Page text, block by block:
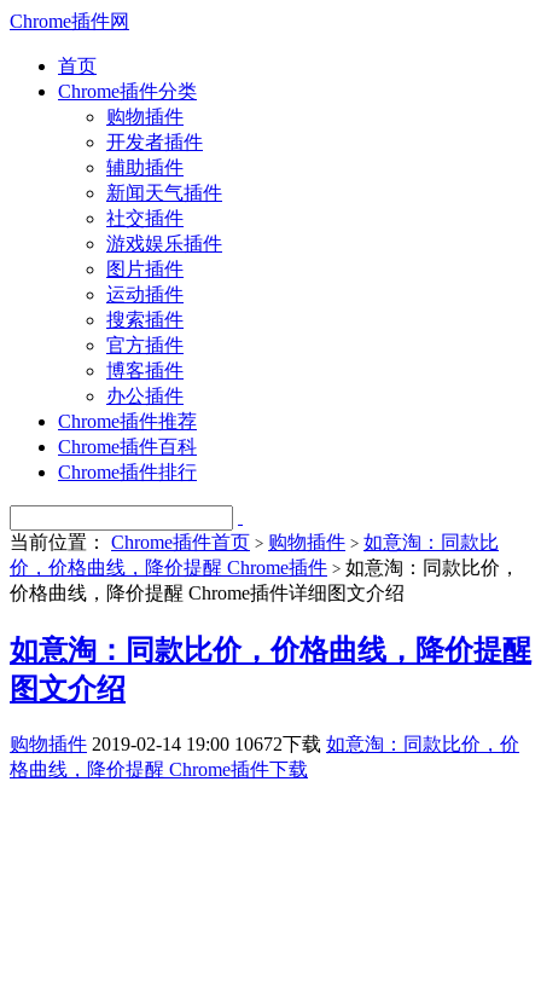
Chrome插件网
首页
Chrome插件分类
购物插件
开发者插件
辅助插件
新闻天气插件
社交插件
游戏娱乐插件
图片插件
运动插件
搜索插件
官方插件
博客插件
办公插件
Chrome插件推荐
Chrome插件百科
Chrome插件排行
当前位置： Chrome插件首页 > 购物插件 > 如意淘：同款比
价，价格曲线，降价提醒 Chrome插件 > 如意淘：同款比价，
价格曲线，降价提醒 Chrome插件详细图文介绍
如意淘：同款比价，价格曲线，降价提醒
图文介绍
购物插件 2019-02-14 19:00 10672下载 如意淘：同款比价，价
格曲线，降价提醒 Chrome插件下载